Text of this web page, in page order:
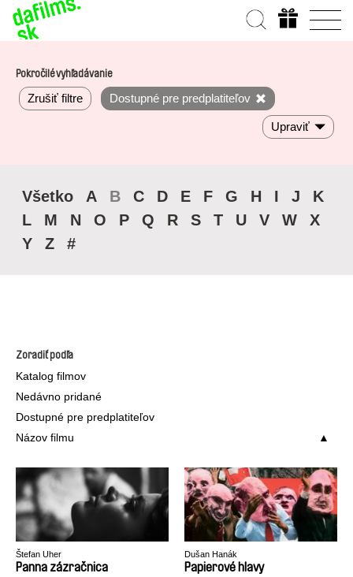
Pokročilé vyhľadávanie
Zrušiť filtre Dostupné pre predplatiteľov
Upraviť
Všetko A B C D E F G H I J
K
L
M N O P Q R S T U V W
X
Y
Z #
Zoradiť podľa
Katalog filmov
Nedávno pridané
Dostupné pre predplatiteľov
Názov filmu
Štefan Uher
Panna zázračnica
Dušan Hanák
Papierové hlavy